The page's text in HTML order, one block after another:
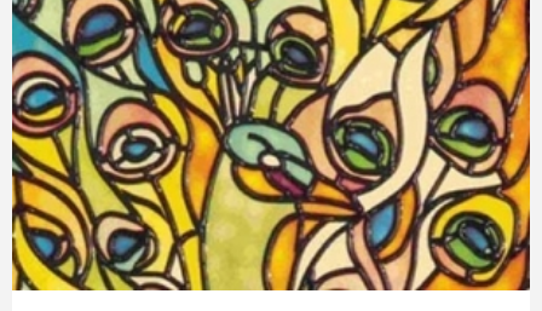
10 389 Р КУПИТЬ